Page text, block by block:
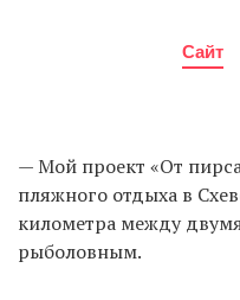
Сайт
— Мой проект «От
пляжного отдыха в
километра между
рыболовным.